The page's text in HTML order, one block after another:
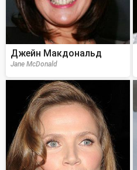
Джейн Макдональд
Jane McDonald